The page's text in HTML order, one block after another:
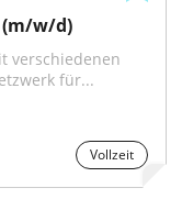
(m/w/d)
verschiedenen
für...
Vollzeit